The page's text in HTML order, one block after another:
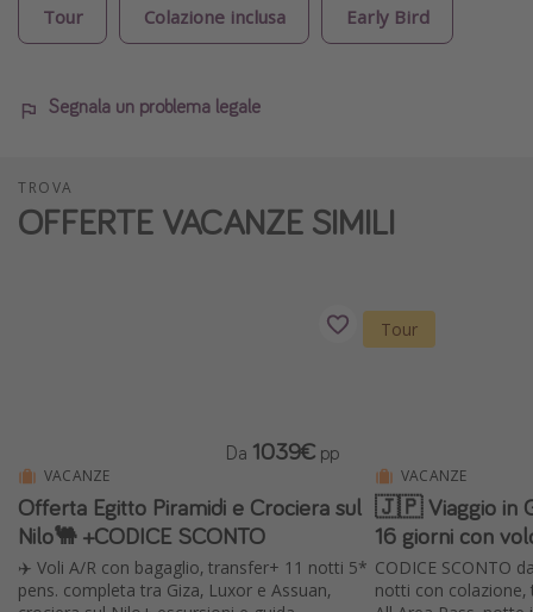
Tour Colazione inclusa Early Bird
Segnala un problema legale
TROVA
OFFERTE VACANZE SIMILI
VACANZE
Offerta Egitto Piramidi e Crociera sul
Nilo🐫 +CODICE SCONTO
✈️ Voli A/R con bagaglio, transfer+ 11 notti 5*
pens. completa tra Giza, Luxor e Assuan,
Da 1039€ pp
Tour
VACANZE
🇯🇵 Viaggio in
16 giorni con
CODICE SCONTO
notti con colazione,